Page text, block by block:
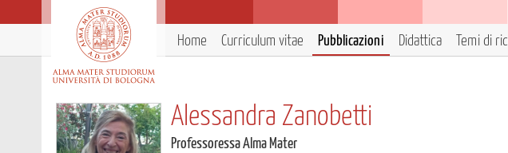
Home Curriculum vitae Pubblicazioni Didattica Temi di
Alessandra Zanobetti
Professoressa Alma Mater